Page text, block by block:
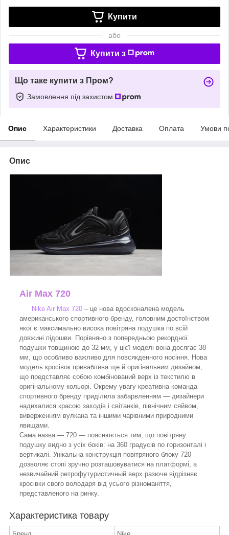
Купити
або
Купити з
Що таке купити з Пром?
Замовлення під захистом
Опис Характеристики Доставка Оплата Умови
Опис
Air Max 720
Nike Air Max 720 – це нова вдосконалена модель
американського спортивного бренду, головним достоїнством
якої є максимально висока повітряна подушка по всій
довжині підошви. Порівняно з попередньою рекордної
подушки товщиною до 32 мм, у цієї моделі вона досягає 38
мм, що особливо важливо для повсякденного носіння. Нова
модель кросівок приваблива ще й оригінальним дизайном,
що представляє собою комбінований верх із текстилю в
оригінальному кольорі. Окрему увагу креативна команда
спортивного бренду приділила забарвленням — дизайнери
надихалися красою заходів і світанків, північним сяйвом,
виверженням вулкана та іншими чарівними природними
явищами.
Сама назва — 720 — пояснюється тим, що повітряну
подушку видно з усіх боків: на 360 градусів по горизонталі і
вертикалі. Унікальна конструкція повітряного блоку 720
дозволяє стопі зручно розташовуватися на платформі, а
незвичайний ретрофутуристичный верх разюче відрізняє
кросівки свого володаря від усього різноманіття,
представленого на ринку.
Характеристика товару